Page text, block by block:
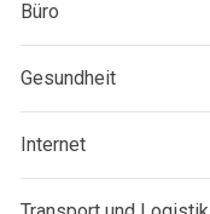
Büro
Gesundheit
Internet